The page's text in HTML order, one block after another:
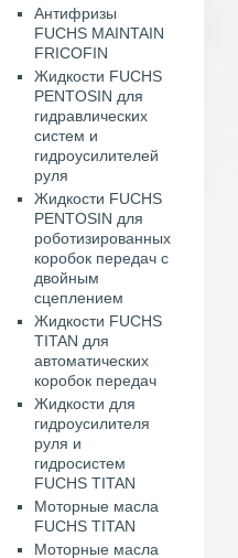
Антифризы
FUCHS MAINTAIN
FRICOFIN
Жидкости FUCHS
PENTOSIN для
гидравлических
систем и
гидроусилителей
руля
Жидкости FUCHS
PENTOSIN для
роботизированных
коробок передач с
двойным
сцеплением
Жидкости FUCHS
TITAN для
автоматических
коробок передач
Жидкости для
гидроусилителя
руля и
гидросистем
FUCHS TITAN
Моторные масла
FUCHS TITAN
Моторные масла